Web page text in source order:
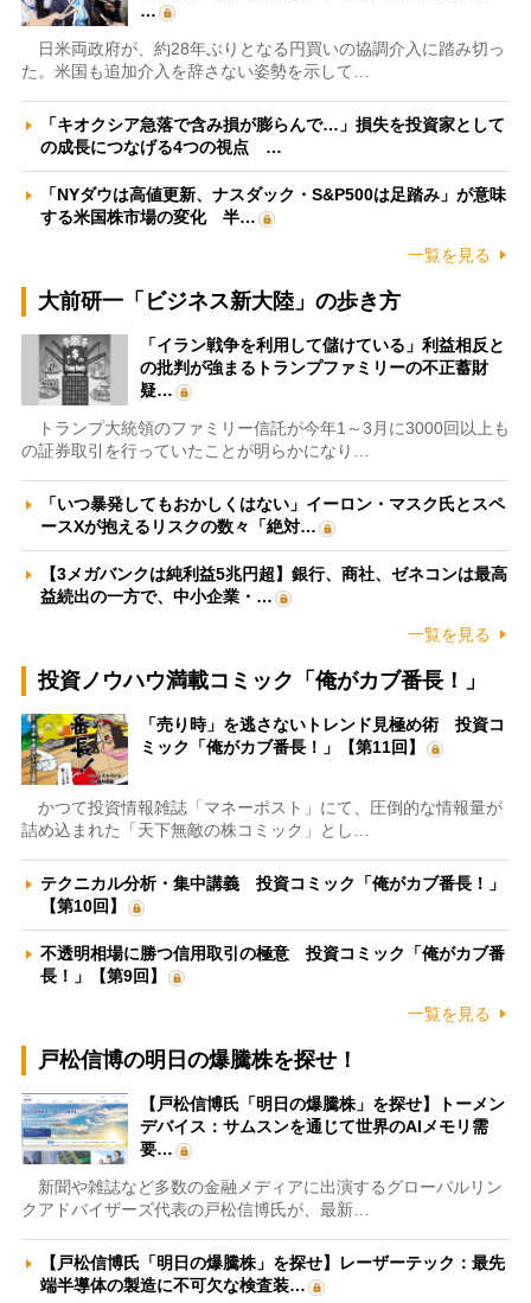
…
日米両政府が、約28年ぶりとなる円買いの協調介入に踏み切っ
た。米国も追加介入を辞さない姿勢を示して…
「キオクシア急落で含み損が膨らんで…」損失を投資家として
の成長につなげる4つの視点 …
「NYダウは高値更新、ナスダック・S&P500は足踏み」が意味
する米国株市場の変化 半…
一覧を見る
大前研一「ビジネス新大陸」の歩き方
「イラン戦争を利用して儲けている」利益相反と
の批判が強まるトランプファミリーの不正蓄財
疑…
トランプ大統領のファミリー信託が今年1～3月に3000回以上も
の証券取引を行っていたことが明らかになり…
「いつ暴発してもおかしくはない」イーロン・マスク氏とスペ
ースXが抱えるリスクの数々「絶対…
【3メガバンクは純利益5兆円超】銀行、商社、ゼネコンは最高
益続出の一方で、中小企業・…
一覧を見る
投資ノウハウ満載コミック「俺がカブ番長！」
「売り時」を逃さないトレンド見極め術 投資コ
ミック「俺がカブ番長！」【第11回】
かつて投資情報雑誌「マネーポスト」にて、圧倒的な情報量が
詰め込まれた「天下無敵の株コミック」とし…
テクニカル分析・集中講義 投資コミック「俺がカブ番長！」
【第10回】
不透明相場に勝つ信用取引の極意 投資コミック「俺がカブ番
長！」【第9回】
一覧を見る
戸松信博の明日の爆騰株を探せ！
【戸松信博氏「明日の爆騰株」を探せ】トーメン
デバイス：サムスンを通じて世界のAIメモリ需
要…
新聞や雑誌など多数の金融メディアに出演するグローバルリン
クアドバイザーズ代表の戸松信博氏が、最新…
【戸松信博氏「明日の爆騰株」を探せ】レーザーテック：最先
端半導体の製造に不可欠な検査装…